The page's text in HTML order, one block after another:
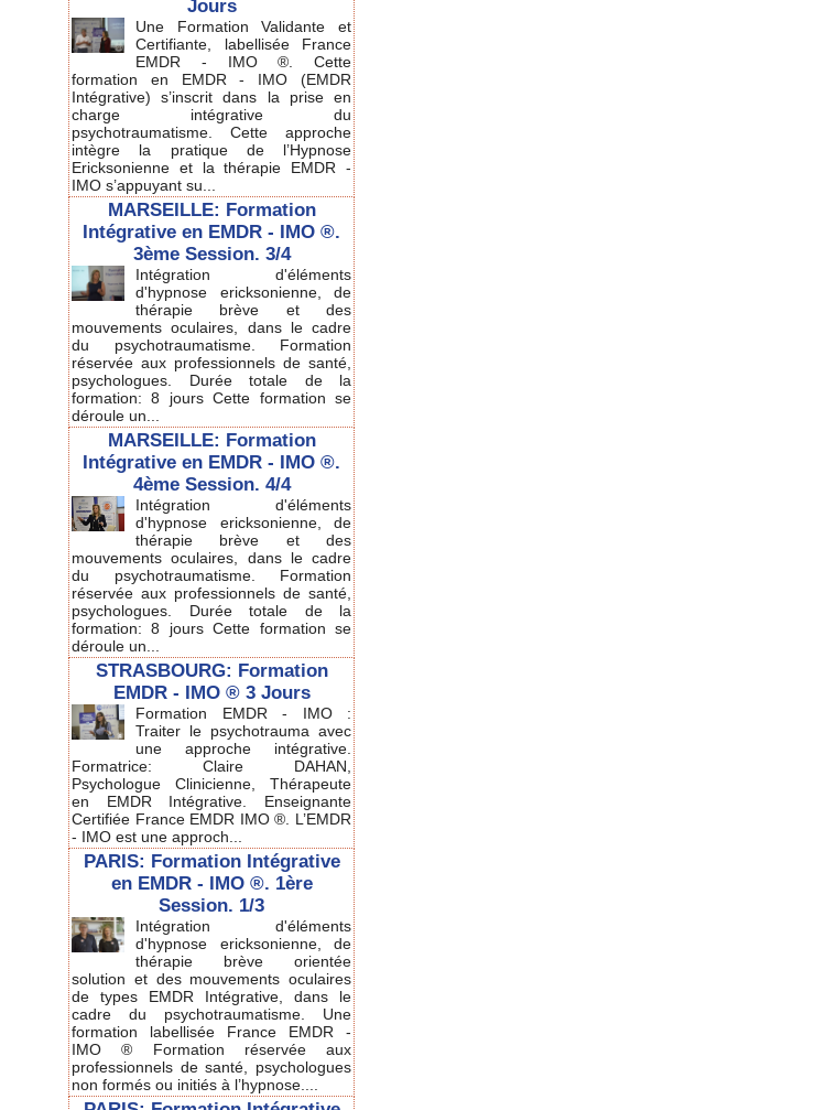
Jours
Une Formation Validante et
Certifiante, labellisée France
EMDR - IMO ®. Cette
formation en EMDR - IMO (EMDR
Intégrative) s’inscrit dans la prise en
charge intégrative du
psychotraumatisme. Cette approche
intègre la pratique de l’Hypnose
Ericksonienne et la thérapie EMDR -
IMO s’appuyant su...
MARSEILLE: Formation
Intégrative en EMDR - IMO ®.
3ème Session. 3/4
Intégration d'éléments
d'hypnose ericksonienne, de
thérapie brève et des
mouvements oculaires, dans le cadre
du psychotraumatisme. Formation
réservée aux professionnels de santé,
psychologues. Durée totale de la
formation: 8 jours Cette formation se
déroule un...
MARSEILLE: Formation
Intégrative en EMDR - IMO ®.
4ème Session. 4/4
Intégration d'éléments
d'hypnose ericksonienne, de
thérapie brève et des
mouvements oculaires, dans le cadre
du psychotraumatisme. Formation
réservée aux professionnels de santé,
psychologues. Durée totale de la
formation: 8 jours Cette formation se
déroule un...
STRASBOURG: Formation
EMDR - IMO ® 3 Jours
Formation EMDR - IMO :
Traiter le psychotrauma avec
une approche intégrative.
Formatrice: Claire DAHAN,
Psychologue Clinicienne, Thérapeute
en EMDR Intégrative. Enseignante
Certifiée France EMDR IMO ®. L’EMDR
- IMO est une approch...
PARIS: Formation Intégrative
en EMDR - IMO ®. 1ère
Session. 1/3
Intégration d'éléments
d'hypnose ericksonienne, de
thérapie brève orientée
solution et des mouvements oculaires
de types EMDR Intégrative, dans le
cadre du psychotraumatisme. Une
formation labellisée France EMDR -
IMO ® Formation réservée aux
professionnels de santé, psychologues
non formés ou initiés à l’hypnose....